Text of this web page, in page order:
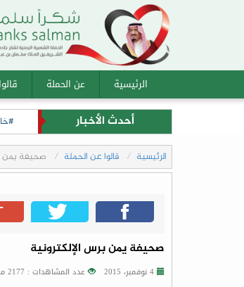
الرئيسية عن الحملة
أحدث الأخبار
الرئيسية قالوا عن الحملة صحيفة يمن
صحيفة يمن برس الإلكترونية
عدد المشاهدات : 2177 مشاهدة